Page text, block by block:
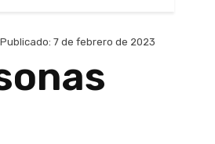
Publicado: 7 de febrero de 2023